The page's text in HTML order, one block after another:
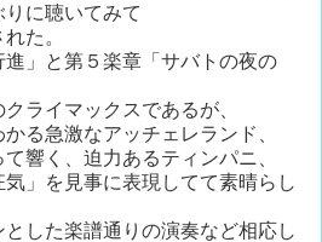
りに聴いてみて
た。
」と第５楽章「サバトの夜の
ライマックスであるが、
る急激なアッチェレランド、
響く、迫力あるティンパニ、
」を見事に表現してて素晴らし
した楽譜通りの演奏など相応し